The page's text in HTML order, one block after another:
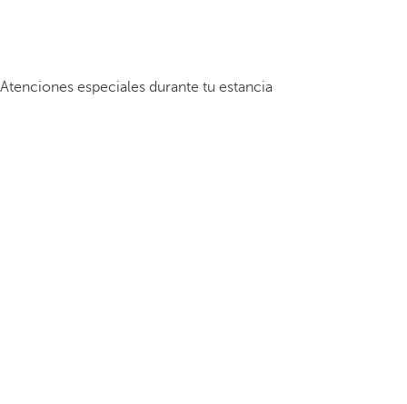
Atenciones especiales durante tu estancia